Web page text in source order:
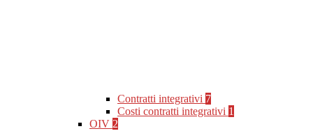
Contratti integrativi 7
Costi contratti integrativi 1
OIV 2